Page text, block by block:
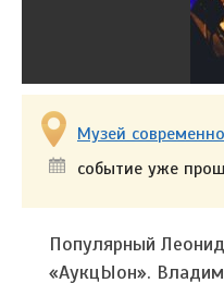
Музей
событие уже
Популярный
«АукцЫон».